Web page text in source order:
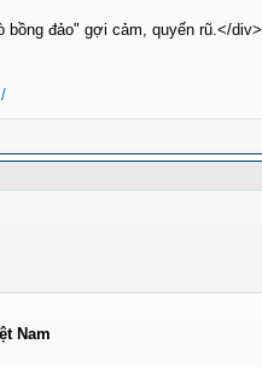
bồng đảo" gợi cảm, quyến rũ.</div>
Nam